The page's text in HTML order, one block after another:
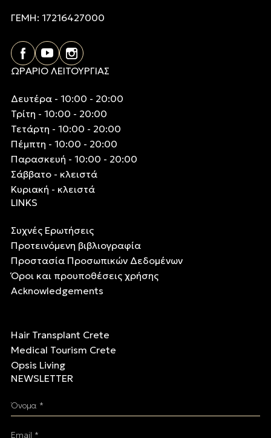
ΓΕΜΗ: 17216427000
ΩΡΑΡΙΟ ΛΕΙΤΟΥΡΓΙΑΣ
Δευτέρα - 10:00 - 20:00
Τρίτη - 10:00 - 20:00
Τετάρτη - 10:00 - 20:00
Πέμπτη - 10:00 - 20:00
Παρασκευή - 10:00 - 20:00
Σάββατο - κλειστά
Κυριακή - κλειστά
LINKS
Συχνές Ερωτήσεις
Προτεινόμενη βιβλιογραφία
Προστασία Προσωπικών Δεδομένων
Όροι και προυποθέσεις χρήσης
Acknowledgements
Hair Transplant Crete
Medical Tourism Crete
Opsis Living
NEWSLETTER
Όνομα *
Email *